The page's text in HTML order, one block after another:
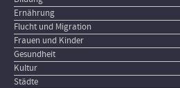
Ernährung
Flucht und Migration
Frauen und Kinder
Gesundheit
Kultur
Städte